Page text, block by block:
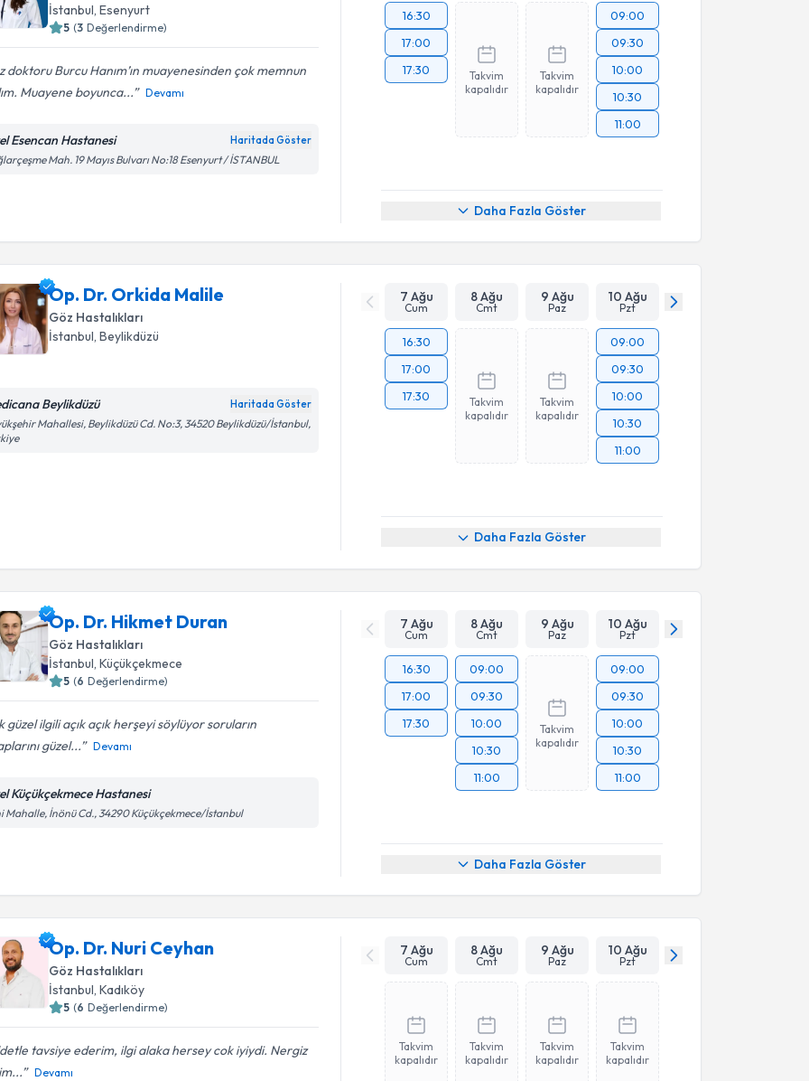
İstanbul , Esenyurt
5 (3 Değerlendirme)
doktoru Burcu Hanım’ın muayenesinden çok memnun
Muayene boyunca...
Devamı
Esencan Hastanesi Haritada Göster
Mah. 19 Mayıs Bulvarı No:18 Esenyurt / İSTANBUL
16:30
17:00
17:30
Takvim
kapalıdır
Takvim
kapalıdır
09:00
09:30
10:00
10:30
11:00
Daha Fazla Göster
Op. Dr. Orkida Malile
Göz Hastalıkları
İstanbul, Beylikdüzü
Beylikdüzü Haritada Göster
Mahallesi, Beylikdüzü Cd. No:3, 34520 Beylikdüzü/İstanbul,
7 Ağu
Cum
8 Ağu
Cmt
9 Ağu
Paz
10 Ağu
Pzt
16:30
17:00
17:30
Takvim
kapalıdır
Takvim
kapalıdır
09:00
09:30
10:00
10:30
11:00
Daha Fazla Göster
Op. Dr. Hikmet Duran
Göz Hastalıkları
İstanbul , Küçükçekmece
5 (6 Değerlendirme)
güzel ilgili açık açık herşeyi söylüyor soruların
güzel...
Devamı
Küçükçekmece Hastanesi
Mahalle, İnönü Cd., 34290 Küçükçekmece/İstanbul
7 Ağu
Cum
8 Ağu
Cmt
9 Ağu
Paz
10 Ağu
Pzt
16:30
17:00
17:30
09:00
09:30
10:00
10:30
11:00
Takvim
kapalıdır
09:00
09:30
10:00
10:30
11:00
Daha Fazla Göster
Op. Dr. Nuri Ceyhan
Göz Hastalıkları
İstanbul, Kadıköy
5 (6 Değerlendirme)
tavsiye ederim, ilgi alaka hersey cok iyiydi. Nergiz
Devamı
7 Ağu
Cum
8 Ağu
Cmt
9 Ağu
Paz
10 Ağu
Pzt
Takvim
kapalıdır
Takvim
kapalıdır
Takvim
kapalıdır
Takvim
kapalıdır